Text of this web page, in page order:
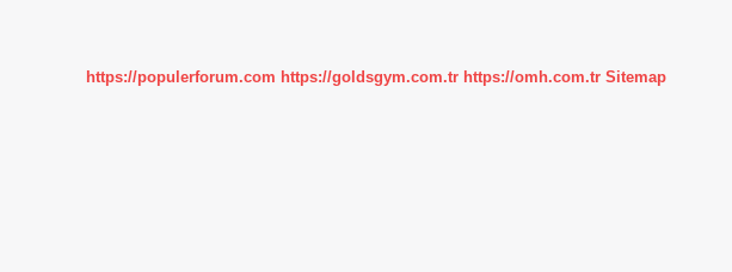
https://populerforum.com https://goldsgym.com.tr https://omh.com.tr Sitemap